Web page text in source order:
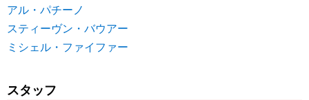
アル・パチーノ
スティーヴン・バウアー
ミシェル・ファイファー
スタッフ